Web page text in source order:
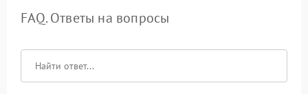
FAQ. Ответы на вопросы